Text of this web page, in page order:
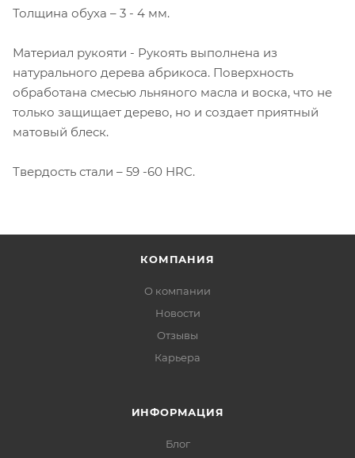
Толщина обуха – 3 - 4 мм.
Материал рукояти - Рукоять выполнена из
натурального дерева абрикоса. Поверхность
обработана смесью льняного масла и воска, что не
только защищает дерево, но и создает приятный
матовый блеск.
Твердость стали – 59 -60 HRC.
КОМПАНИЯ
О компании
Новости
Отзывы
Карьера
ИНФОРМАЦИЯ
Блог